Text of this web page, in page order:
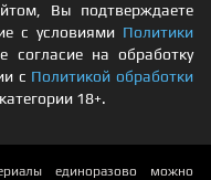
Вы подтверждаете
с условиями Политики
согласие на обработку
с Политикой обработки
18+.
единоразово можно